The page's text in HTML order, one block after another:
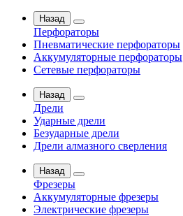
Назад
Перфораторы
Пневматические перфораторы
Аккумуляторные перфораторы
Сетевые перфораторы
Назад
Дрели
Ударные дрели
Безударные дрели
Дрели алмазного сверления
Назад
Фрезеры
Аккумуляторные фрезеры
Электрические фрезеры